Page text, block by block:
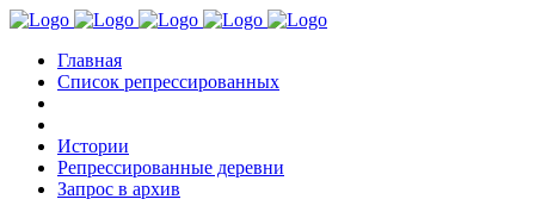
Главная
Список репрессированных
Истории
Репрессированные деревни
Запрос в архив